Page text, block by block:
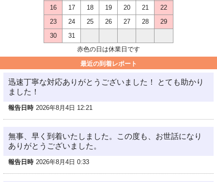
16
17 18 19 20 21
22
23
24 25 26 27 28
29
30
31
赤色の日は休業日です
最近の到着レポート
迅速丁寧な対応ありがとうございました！ とても助かり
ました！
報告日時 2026年8月4日 12:21
無事、早く到着いたしました。この度も、お世話になり
ありがとうございました。
報告日時 2026年8月4日 0:33